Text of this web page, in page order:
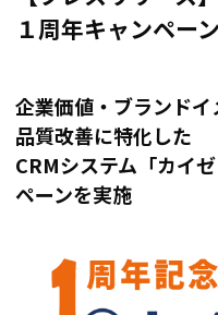
１周年キャンペー
企業価値・ブランド
品質改善に特化した
CRMシステム「カイ
ペーンを実施